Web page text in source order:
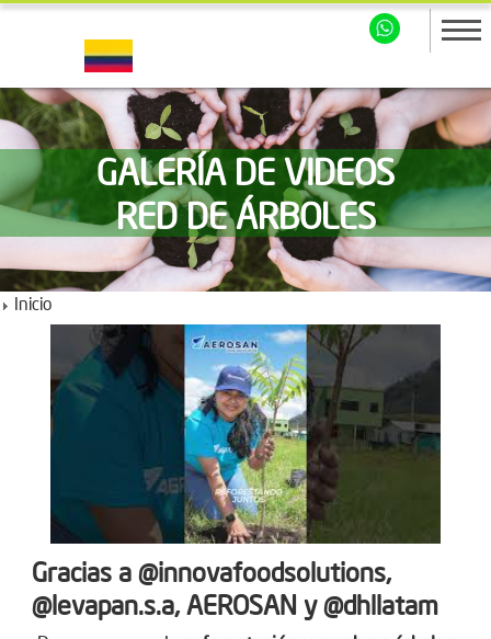
GALERÍA DE VIDEOS
RED DE ÁRBOLES
Inicio
Gracias a @innovafoodsolutions,
@levapan.s.a, AEROSAN y @dhllatam